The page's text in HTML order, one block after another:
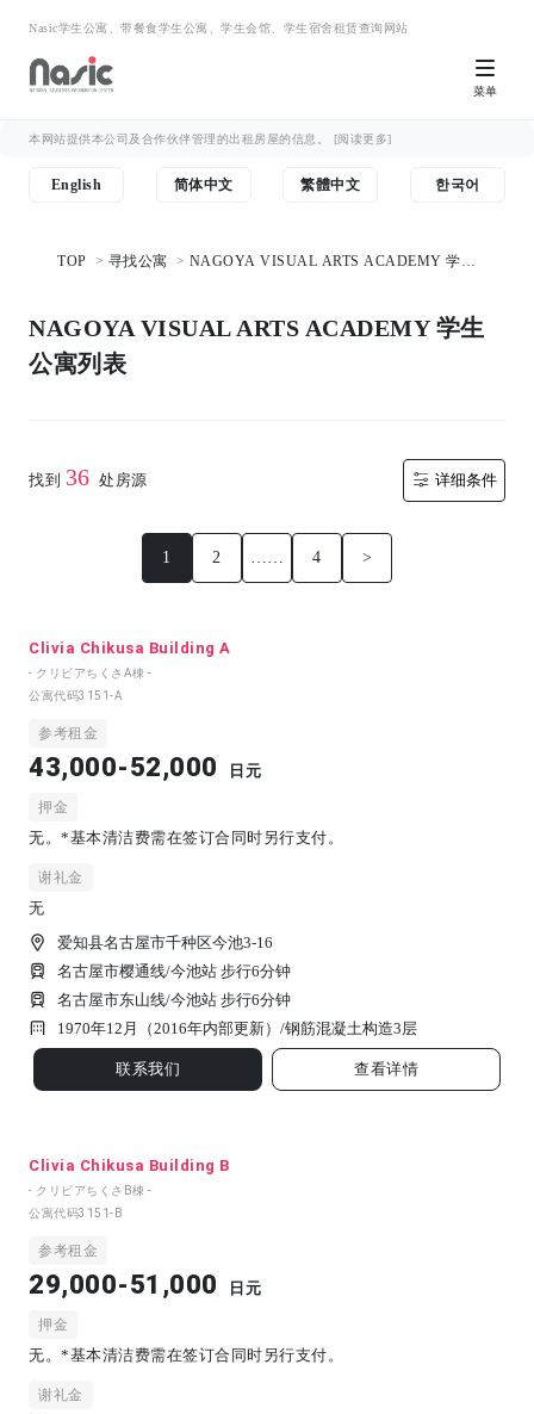
Nasic学生公寓、带餐食学生公寓、学生会馆、学生宿舍租赁查询网站
菜单
本网站提供本公司及合作伙伴管理的出租房屋的信息。 [阅读更多]
English 简体中文 繁體中文 한국어
TOP 寻找公寓
NAGOYA VISUAL ARTS ACADEMY 学生
NAGOYA VISUAL ARTS ACADEMY 学生
公寓列表
找到 36 处房源 详细条件
1 2 …… 4 >
Clivia Chikusa Building A
- クリビアちくさA棟 -
公寓代码3151-A
参考租金
43,000-52,000 日元
押金
无。*基本清洁费需在签订合同时另行支付。
谢礼金
无
爱知县名古屋市千种区今池3-16
名古屋市樱通线/今池站 步行6分钟
名古屋市东山线/今池站 步行6分钟
1970年12月（2016年内部更新）/钢筋混凝土构造3 层
联系我们 查看详情
Clivia Chikusa Building B
- クリビアちくさB棟 -
公寓代码3151-B
参考租金
29,000-51,000 日元
押金
无。*基本清洁费需在签订合同时另行支付。
谢礼金